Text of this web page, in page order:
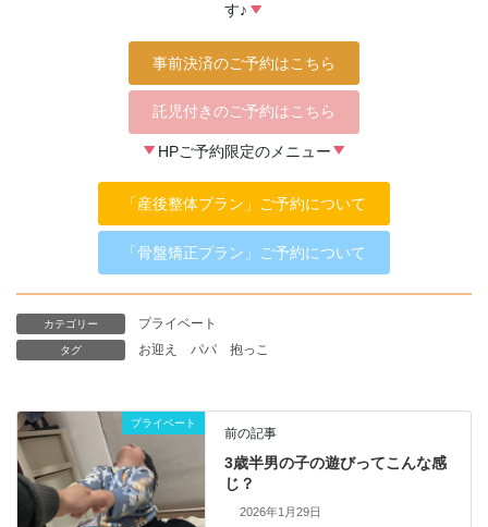
す♪
事前決済のご予約はこちら
託児付きのご予約はこちら
HPご予約限定のメニュー
「産後整体プラン」ご予約について
「骨盤矯正プラン」ご予約について
カテゴリー プライベート
タグ お迎え パパ 抱っこ
プライベート
前の記事
3歳半男の子の遊びってこんな感
じ？
2026年1月29日